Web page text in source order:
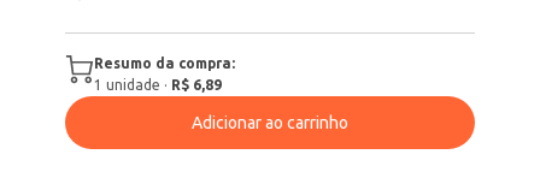
Resumo da compra:
1 unidade · R$ 6,89
Adicionar ao carrinho